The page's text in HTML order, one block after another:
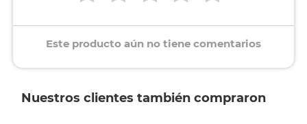
Este producto aún no tiene comentarios
Nuestros clientes también compraron